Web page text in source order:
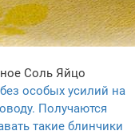
Соль Яйцо
особых усилий на
Получаются
такие блинчики